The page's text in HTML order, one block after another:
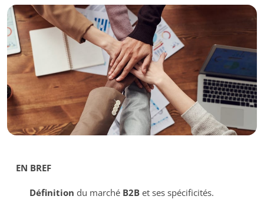
EN BREF
Définition du marché B2Bet ses spécificités.